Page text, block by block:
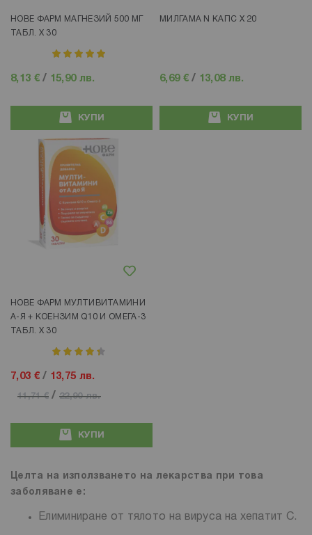
НОВЕ ФАРМ МАГНЕЗИЙ 500 МГ
ТАБЛ. Х 30
рейтинг:
8,13 €/ 15,90 лв.
КУПИ
МИЛГАМА N КАПС Х 20
6,69 €/ 13,08 лв.
КУПИ
НОВЕ ФАРМ МУЛТИВИТАМИНИ
А-Я + КОЕНЗИМ Q10 И ОМЕГА-3
ТАБЛ. Х 30
рейтинг:
7,03 €/ 13,75 лв.
11,71 € /22,90 лв.
КУПИ
Целта на използването на лекарства при това
заболяване е:
Елиминиране от тялото на вируса на хепатит C.